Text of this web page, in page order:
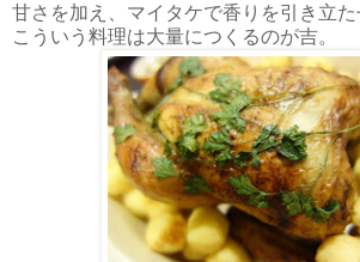
甘さを加え、マイタケで香りを引き立た
こういう料理は大量につくるのが吉。